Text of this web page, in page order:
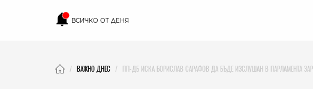
ВСИЧКО ОТ ДЕНЯ
ВАЖНО ДНЕС ПП-ДБ ИСКА БОРИСЛАВ САРАФОВ ДА БЪДЕ ИЗСЛУШАН В ПАРЛАМЕНТА